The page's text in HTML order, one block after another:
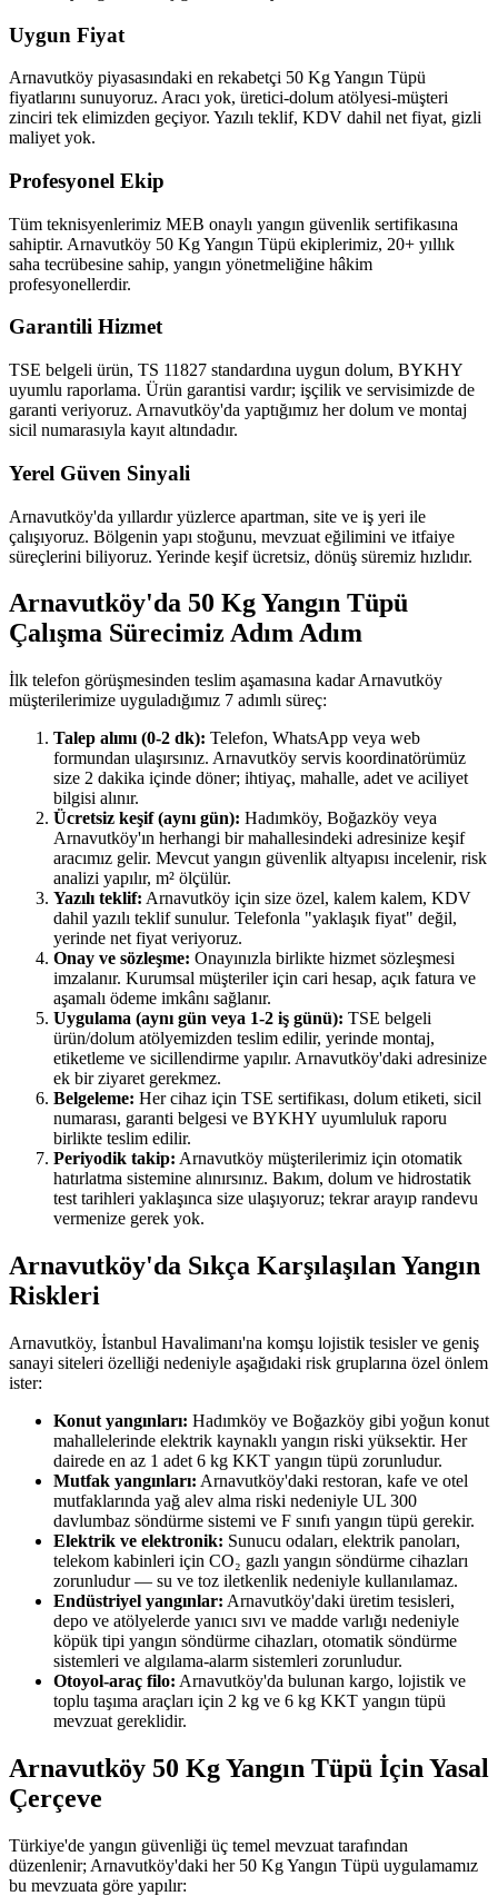
Uygun Fiyat
Arnavutköy piyasasındaki en rekabetçi 50 Kg Yangın Tüpü
fiyatlarını sunuyoruz. Aracı yok, üretici-dolum atölyesi-müşteri
zinciri tek elimizden geçiyor. Yazılı teklif, KDV dahil net fiyat, gizli
maliyet yok.
Profesyonel Ekip
Tüm teknisyenlerimiz MEB onaylı yangın güvenlik sertifikasına
sahiptir. Arnavutköy 50 Kg Yangın Tüpü ekiplerimiz, 20+ yıllık
saha tecrübesine sahip, yangın yönetmeliğine hâkim
profesyonellerdir.
Garantili Hizmet
TSE belgeli ürün, TS 11827 standardına uygun dolum, BYKHY
uyumlu raporlama. Ürün garantisi vardır; işçilik ve servisimizde de
garanti veriyoruz. Arnavutköy'da yaptığımız her dolum ve montaj
sicil numarasıyla kayıt altındadır.
Yerel Güven Sinyali
Arnavutköy'da yıllardır yüzlerce apartman, site ve iş yeri ile
çalışıyoruz. Bölgenin yapı stoğunu, mevzuat eğilimini ve itfaiye
süreçlerini biliyoruz. Yerinde keşif ücretsiz, dönüş süremiz hızlıdır.
Arnavutköy'da 50 Kg Yangın Tüpü
Çalışma Sürecimiz Adım Adım
İlk telefon görüşmesinden teslim aşamasına kadar Arnavutköy
müşterilerimize uyguladığımız 7 adımlı süreç:
Talep alımı (0-2 dk): Telefon, WhatsApp veya web
formundan ulaşırsınız. Arnavutköy servis koordinatörümüz
size 2 dakika içinde döner; ihtiyaç, mahalle, adet ve aciliyet
bilgisi alınır.
Ücretsiz keşif (aynı gün): Hadımköy, Boğazköy veya
Arnavutköy'ın herhangi bir mahallesindeki adresinize keşif
aracımız gelir. Mevcut yangın güvenlik altyapısı incelenir, risk
analizi yapılır, m² ölçülür.
Yazılı teklif: Arnavutköy için size özel, kalem kalem, KDV
dahil yazılı teklif sunulur. Telefonla "yaklaşık fiyat" değil,
yerinde net fiyat veriyoruz.
Onay ve sözleşme: Onayınızla birlikte hizmet sözleşmesi
imzalanır. Kurumsal müşteriler için cari hesap, açık fatura ve
aşamalı ödeme imkânı sağlanır.
Uygulama (aynı gün veya 1-2 iş günü): TSE belgeli
ürün/dolum atölyemizden teslim edilir, yerinde montaj,
etiketleme ve sicillendirme yapılır. Arnavutköy'daki adresinize
ek bir ziyaret gerekmez.
Belgeleme: Her cihaz için TSE sertifikası, dolum etiketi, sicil
numarası, garanti belgesi ve BYKHY uyumluluk raporu
birlikte teslim edilir.
Periyodik takip: Arnavutköy müşterilerimiz için otomatik
hatırlatma sistemine alınırsınız. Bakım, dolum ve hidrostatik
test tarihleri yaklaşınca size ulaşıyoruz; tekrar arayıp randevu
vermenize gerek yok.
Arnavutköy'da Sıkça Karşılaşılan Yangın
Riskleri
Arnavutköy, İstanbul Havalimanı'na komşu lojistik tesisler ve geniş
sanayi siteleri özelliği nedeniyle aşağıdaki risk gruplarına özel önlem
ister:
Konut yangınları: Hadımköy ve Boğazköy gibi yoğun konut
mahallelerinde elektrik kaynaklı yangın riski yüksektir. Her
dairede en az 1 adet 6 kg KKT yangın tüpü zorunludur.
Mutfak yangınları: Arnavutköy'daki restoran, kafe ve otel
mutfaklarında yağ alev alma riski nedeniyle UL 300
davlumbaz söndürme sistemi ve F sınıfı yangın tüpü gerekir.
Elektrik ve elektronik: Sunucu odaları, elektrik panoları,
telekom kabinleri için CO₂ gazlı yangın söndürme cihazları
zorunludur — su ve toz iletkenlik nedeniyle kullanılamaz.
Endüstriyel yangınlar: Arnavutköy'daki üretim tesisleri,
depo ve atölyelerde yanıcı sıvı ve madde varlığı nedeniyle
köpük tipi yangın söndürme cihazları, otomatik söndürme
sistemleri ve algılama-alarm sistemleri zorunludur.
Otoyol-araç filo: Arnavutköy'da bulunan kargo, lojistik ve
toplu taşıma araçları için 2 kg ve 6 kg KKT yangın tüpü
mevzuat gereklidir.
Arnavutköy 50 Kg Yangın Tüpü İçin Yasal
Çerçeve
Türkiye'de yangın güvenliği üç temel mevzuat tarafından
düzenlenir; Arnavutköy'daki her 50 Kg Yangın Tüpü uygulamamız
bu mevzuata göre yapılır: